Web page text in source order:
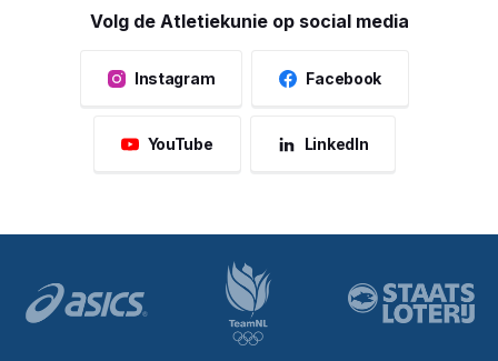
Volg de Atletiekunie op social media
Instagram Facebook
YouTube LinkedIn